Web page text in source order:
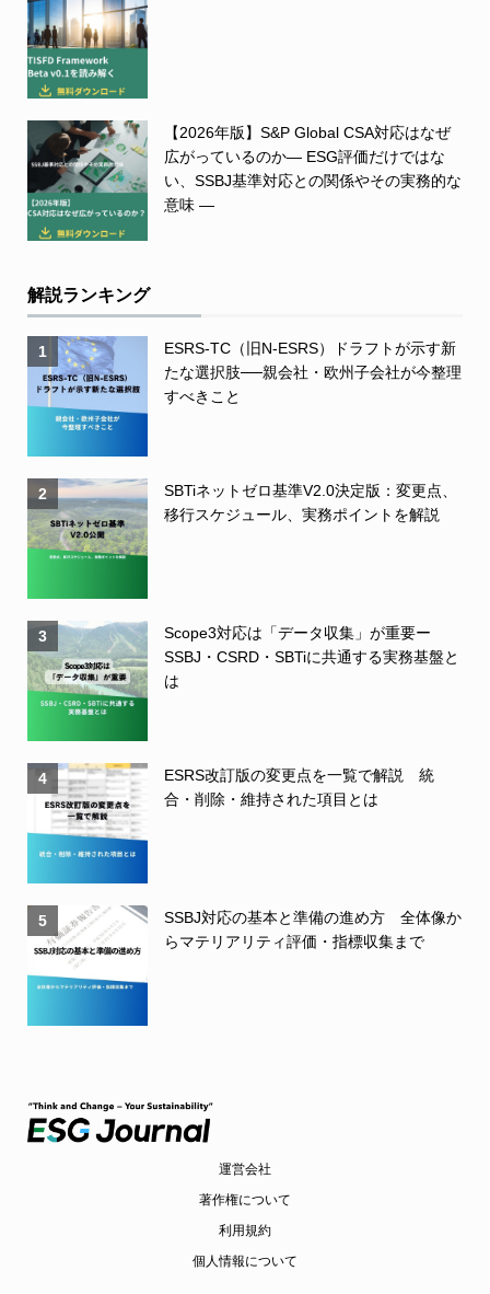
【2026年版】S&P Global CSA対応はなぜ
広がっているのか― ESG評価だけではな
い、SSBJ基準対応との関係やその実務的な
意味 ―
解説ランキング
1
ESRS-TC（旧N-ESRS）ドラフトが示す新
たな選択肢──親会社・欧州子会社が今整理
すべきこと
2
SBTiネットゼロ基準V2.0決定版：変更点、
移行スケジュール、実務ポイントを解説
3
Scope3対応は「データ収集」が重要ー
SSBJ・CSRD・SBTiに共通する実務基盤と
は
4
ESRS改訂版の変更点を一覧で解説 統
合・削除・維持された項目とは
5
SSBJ対応の基本と準備の進め方 全体像か
らマテリアリティ評価・指標収集まで
運営会社
著作権について
利用規約
個人情報について